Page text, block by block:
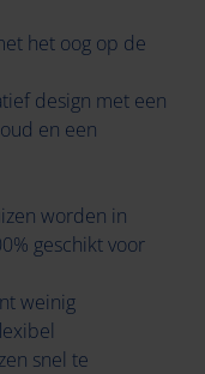
het oog op de
design met een
en een
worden in
geschikt voor
weinig
snel te